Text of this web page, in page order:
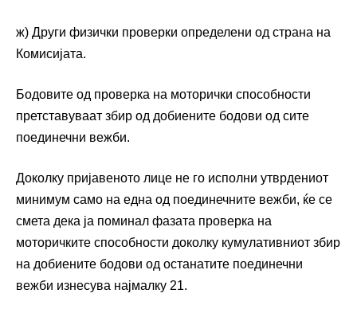
ж) Други физички проверки определени од страна на
Комисијата.
Бодовите од проверка на моторички способности
претставуваат збир од добиените бодови од сите
поединечни вежби.
Доколку пријавеното лице не го исполни утврдениот
минимум само на една од поединечните вежби, ќе се
смета дека ја поминал фазата проверка на
моторичките способности доколку кумулативниот збир
на добиените бодови од останатите поединечни
вежби изнесува најмалку 21.